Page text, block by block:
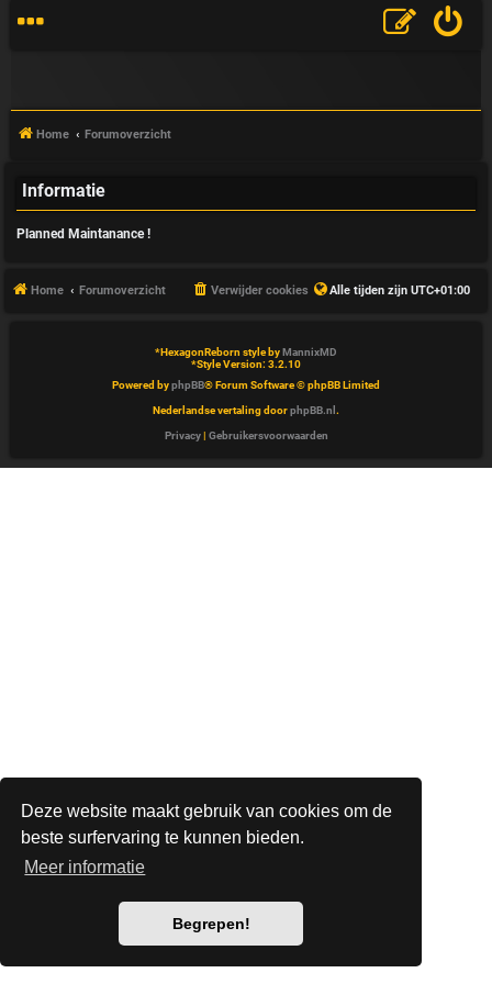
Deze website maakt gebruik van cookies om de
beste surfervaring te kunnen bieden.
Meer informatie
Begrepen!
V
A
Home Forumoverzicht
Informatie
Planned Maintanance !
Home Forumoverzicht Alle tijden zijn UTC+01:00
Verwijder cookies
*HexagonReborn style byMannixMD
*Style Version: 3.2.10
Powered byphpBB® Forum Software © phpBB Limited
Nederlandse vertaling doorphpBB.nl .
Privacy| Gebruikersvoorwaarden